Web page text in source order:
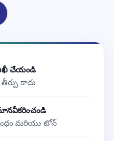
చేయండి
కాదు
మరియు టోన్